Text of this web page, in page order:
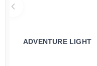
ADVENTURE LIGHT